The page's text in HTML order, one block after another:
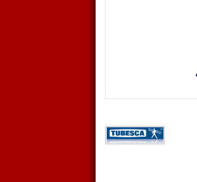
Ses points
Simple et
Grande
Profils
Réservée